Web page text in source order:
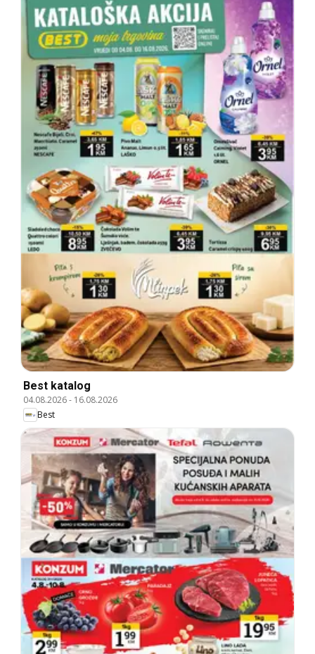
Best katalog
04.08.2026- 16.08.2026
Best